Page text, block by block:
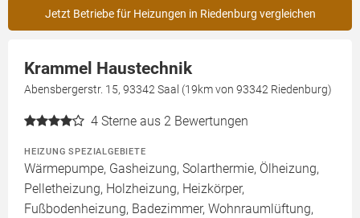
Jetzt Betriebe für Heizungen in Riedenburg vergleichen
Krammel Haustechnik
Abensbergerstr. 15, 93342 Saal (19km von 93342 Riedenburg)
4 Sterne aus 2 Bewertungen
HEIZUNG SPEZIALGEBIETE
Wärmepumpe, Gasheizung, Solarthermie, Ölheizung,
Pelletheizung, Holzheizung, Heizkörper,
Fußbodenheizung, Badezimmer, Wohnraumlüftung,